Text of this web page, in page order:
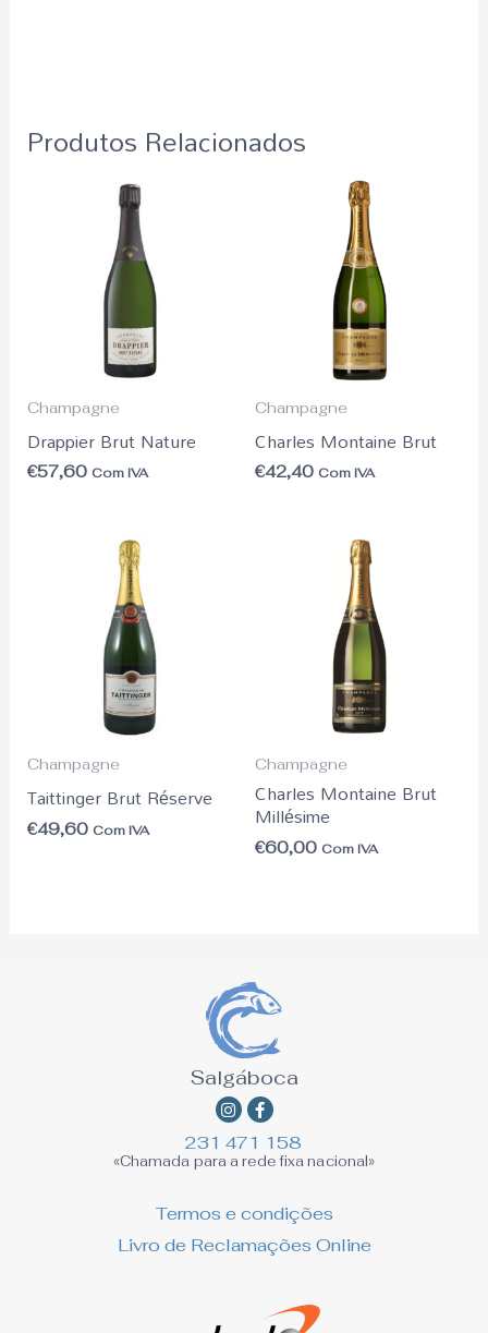
Produtos Relacionados
Champagne
Drappier Brut Nature
€57,60 Com IVA
Champagne
Charles Montaine Brut
€42,40 Com IVA
Champagne
Taittinger Brut Réserve
€49,60 Com IVA
Champagne
Charles Montaine Brut
Millésime
€60,00 Com IVA
Termos e condições
Livro de Reclamações Online
Salgáboca
Instagram
Facebook-
f
231 471 158
«Chamada para a rede fixa nacional»